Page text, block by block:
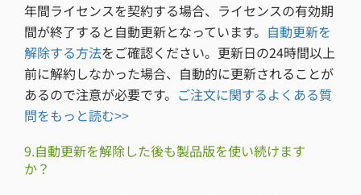
年間ライセンスを契約する場合、ライセンスの有効期
間が終了すると自動更新となっています。 自動更新を
解除する方法をご確認ください。更新日の24時間以上
前に解約しなかった場合、自動的に更新されることが
あるので注意が必要です。 ご注文に関するよくある質
問をもっと読む>>
9.自動更新を解除した後も製品版を使い続けます
か？